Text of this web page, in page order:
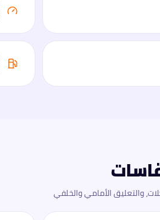
والتعليق الأمامي والخلفي